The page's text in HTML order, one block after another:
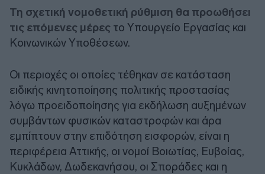
Τη σχετική νομοθετική ρύθμιση θα προωθήσει
τις επόμενες μέρες το Υπουργείο Εργασίας και
Κοινωνικών Υποθέσεων.
Οι περιοχές οι οποίες τέθηκαν σε κατάσταση
ειδικής κινητοποίησης πολιτικής προστασίας
λόγω προειδοποίησης για εκδήλωση αυξημένων
συμβάντων φυσικών καταστροφών και άρα
εμπίπτουν στην επιδότηση εισφορών, είναι η
περιφέρεια Αττικής, οι νομοί Βοιωτίας, Ευβοίας,
Κυκλάδων, Δωδεκανήσου, οι Σποράδες και η